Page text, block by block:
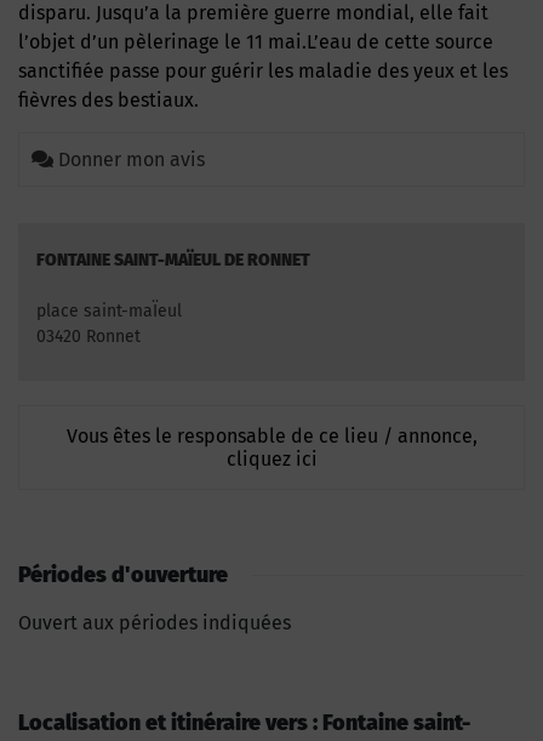
disparu. Jusqu’a la première guerre mondial, elle fait
l’objet d’un pèlerinage le 11 mai.L’eau de cette source
sanctifiée passe pour guérir les maladie des yeux et les
fièvres des bestiaux.
Donner mon avis
FONTAINE SAINT-MAÏEUL DE RONNET
place saint-maÏeul
03420 Ronnet
Vous êtes le responsable de ce lieu / annonce,
cliquez ici
Périodes d'ouverture
Ouvert aux périodes indiquées
Localisation et itinéraire vers : Fontaine saint-